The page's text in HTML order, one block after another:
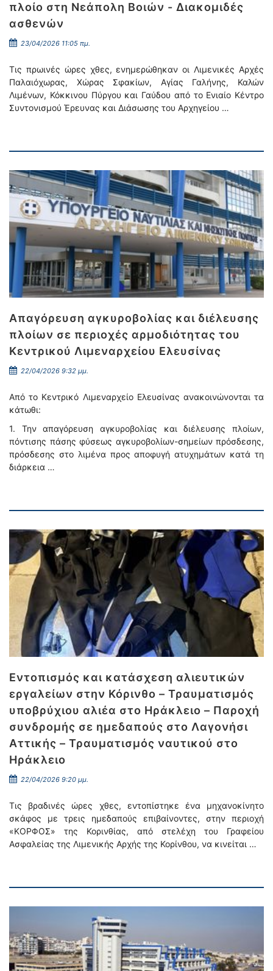
πλοίο στη Νεάπολη Βοιών - Διακομιδές
ασθενών
23/04/2026 11:05 πμ.
Τις πρωινές ώρες χθες, ενημερώθηκαν οι Λιμενικές Αρχές
Παλαιόχωρας, Χώρας Σφακίων, Αγίας Γαλήνης, Καλών
Λιμένων, Κόκκινου Πύργου και Γαύδου από το Ενιαίο Κέντρο
Συντονισμού Έρευνας και Διάσωσης του Αρχηγείου …
Απαγόρευση αγκυροβολίας και διέλευσης
πλοίων σε περιοχές αρμοδιότητας του
Κεντρικού Λιμεναρχείου Ελευσίνας
22/04/2026 9:32 μμ.
Από το Κεντρικό Λιμεναρχείο Ελευσίνας ανακοινώνονται τα
κάτωθι:
1. Την απαγόρευση αγκυροβολίας και διέλευσης πλοίων,
πόντισης πάσης φύσεως αγκυροβολίων-σημείων πρόσδεσης,
πρόσδεσης στο λιμένα προς αποφυγή ατυχημάτων κατά τη
διάρκεια …
Εντοπισμός και κατάσχεση αλιευτικών
εργαλείων στην Κόρινθο – Τραυματισμός
υποβρύχιου αλιέα στο Ηράκλειο – Παροχή
συνδρομής σε ημεδαπούς στο Λαγονήσι
Αττικής – Τραυματισμός ναυτικού στο
Ηράκλειο
22/04/2026 9:20 μμ.
Τις βραδινές ώρες χθες, εντοπίστηκε ένα μηχανοκίνητο
σκάφος με τρεις ημεδαπούς επιβαίνοντες, στην περιοχή
«ΚΟΡΦΟΣ» της Κορινθίας, από στελέχη του Γραφείου
Ασφαλείας της Λιμενικής Αρχής της Κορίνθου, να κινείται …